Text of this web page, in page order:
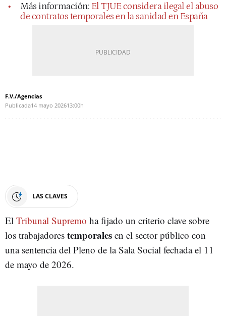
Más información: El TJUE considera ilegal el abuso
de contratos temporales en la sanidad en España
F.V./Agencias
Publicada14 mayo 202613:00h
LAS CLAVES
El Tribunal Supremo ha fijado un criterio clave sobre
los trabajadores temporales en el sector público con
una sentencia del Pleno de la Sala Social fechada el 11
de mayo de 2026.